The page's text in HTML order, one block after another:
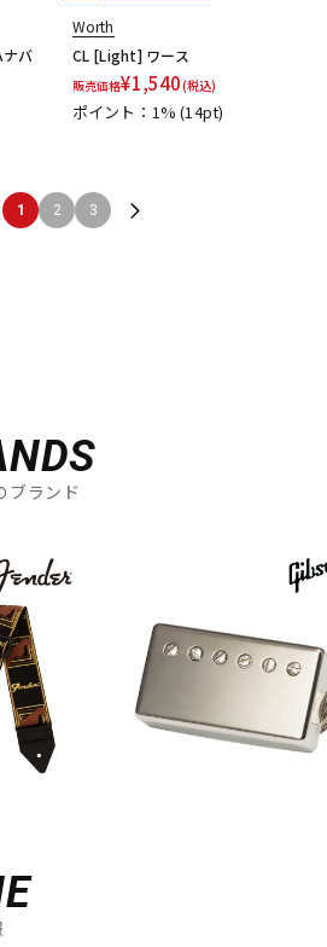
バ
Worth
CL [Light] ワース
販売価格¥1,540(税込)
ポイント：1%(14pt)
1 2 3
ブランド